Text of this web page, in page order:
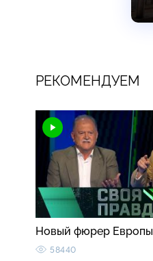
РЕКОМЕНДУЕМ
Новый фюрер Европы
58440